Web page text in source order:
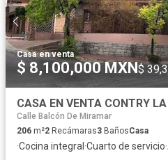
Casa·en venta
$ 8,100,000 MXN$
CASA EN VENTA CONTRY
Calle Balcón De Miramar
206 m²2 Recámaras3 BañosCasa
·Cocina integral ·Cuarto de servicio·